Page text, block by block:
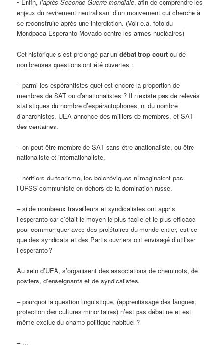
• Enfin, l’après Seconde Guerre mondiale, afin de comprendre les
enjeux du revirement neutralisant d’un mouvement qui cherche à
se reconstruire après une interdiction. (Voir e.a. foto du
Mondpaca Esperanto Movado contre les armes nucléaires)
Cet historique s’est prolongé par undébat trop court ou de
nombreuses questions ont été ouvertes :
– parmi les espérantistes quel est encore la proportion de
membres de SAT ou d’anationalistes ? Il n’existe pas de relevés
statistiques du nombre d’espérantophones, ni du nombre
d’anarchistes. UEA annonce des milliers de membres, et SAT
des centaines.
– on peut être membre de SAT sans être anationaliste, ou être
nationaliste et internationaliste.
– héritiers du tsarisme, les bolchéviques n’imaginaient pas
l’URSS communiste en dehors de la domination russe.
– si de nombreux travailleurs et syndicalistes ont appris
l’esperanto car c’était le moyen le plus facile et le plus efficace
pour communiquer avec des prolétaires du monde entier, est-ce
que des syndicats et des Partis ouvriers ont envisagé d’utiliser
l’esperanto ?
Au sein d’UEA, s’organisent des associations de cheminots, de
postiers, d’enseignants et de syndicalistes.
– pourquoi la question linguistique, (apprentissage des langues,
protection des cultures minoritaires) n’est pas débattue et est
même exclue du champ politique habituel ?
– …